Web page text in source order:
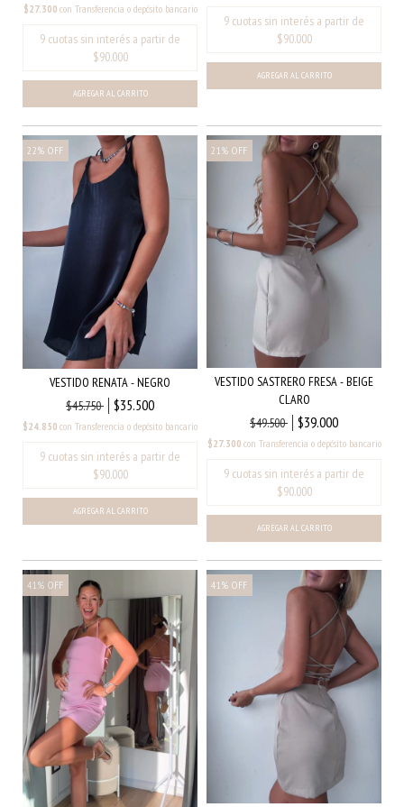
$27.300 con Transferencia o depósito bancario
AGREGAR AL CARRITO
AGREGAR AL CARRITO
22% OFF
VESTIDO RENATA - NEGRO
$45.750
$35.500
$24.850 con Transferencia o depósito bancario
AGREGAR AL CARRITO
21 % OFF
VESTIDO SASTRERO FRESA - BEIGE
CLARO
$49.500
$39.000
$27.300 con Transferencia o depósito bancario
AGREGAR AL CARRITO
41% OFF 41% OFF